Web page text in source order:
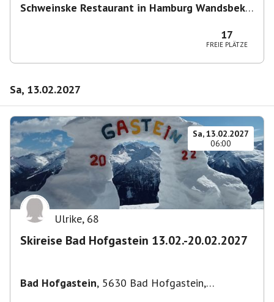
Schweinske Restaurant in Hamburg Wandsbek -
17
FREIE PLÄTZE
Sa, 13.02.2027
Sa, 13.02.2027
06:00
Ulrike, 68
Skireise Bad Hofgastein 13.02.-20.02.2027
Bad Hofgastein, 5630 Bad Hofgastein,